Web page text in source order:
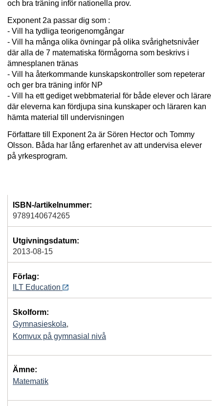
och bra träning inför nationella prov.
Exponent 2a passar dig som :
- Vill ha tydliga teorigenomgångar
- Vill ha många olika övningar på olika svårighetsnivåer
där alla de 7 matematiska förmågorna som beskrivs i
ämnesplanen tränas
- Vill ha återkommande kunskapskontroller som repeterar
och ger bra träning inför NP
- Vill ha ett gediget webbmaterial för både elever och lärare
där eleverna kan fördjupa sina kunskaper och läraren kan
hämta material till undervisningen
Författare till Exponent 2a är Sören Hector och Tommy
Olsson. Båda har lång erfarenhet av att undervisa elever
på yrkesprogram.
ISBN-/artikelnummer:
9789140674265
Utgivningsdatum:
2013-08-15
Förlag:
ILT Education
Skolform:
Gymnasieskola,
Komvux på gymnasial nivå
Ämne:
Matematik